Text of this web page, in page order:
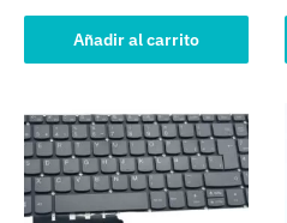
Añadir al carrito